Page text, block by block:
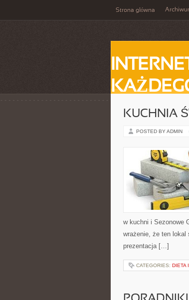
Strona główna
KUCHNIA
POSTED BY ADMIN
w kuchni i Sezonowe
wrażenie, że ten lokal
prezentacja […]
CATEGORIES: DIETA